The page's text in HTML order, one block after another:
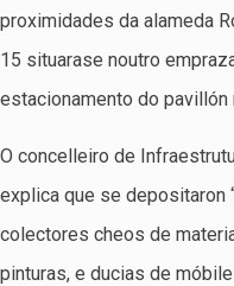
proximidades da alameda
15 situarase noutro
estacionamento do pavillón
O concelleiro de
explica que se depositaron
colectores cheos de
pinturas, e ducias de